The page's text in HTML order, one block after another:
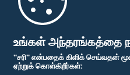
உங்கள் அந்தரங்கத்தை
"சரி" என்பதைக் கிளிக் செய்வதன்
ஏற்றுக் கொள்கிறீர்கள்:
பாராளுமன்ற கையடக்க செயலி